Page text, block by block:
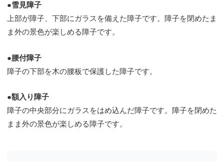
●雪見障子
上部が障子、下部にガラスを備えた障子です。障子を閉めたま
ま外の景色が楽しめる障子です。
●腰付障子
障子の下部を木の腰板で保護した障子です。
●額入り障子
障子の中央部分にガラスをはめ込んだ障子です。障子を閉めた
まま外の景色が楽しめる障子です。